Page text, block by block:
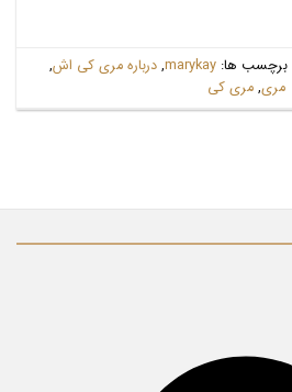
برچسب ها: marykay
, درباره مری کی اش,
مری,مری کی